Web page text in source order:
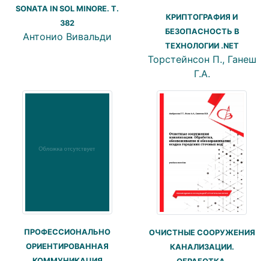
SONATA IN SOL MINORE. T.
382
Антонио Вивальди
КРИПТОГРАФИЯ И
БЕЗОПАСНОСТЬ В
ТЕХНОЛОГИИ .NET
Торстейнсон П., Ганеш
Г.А.
ПРОФЕССИОНАЛЬНО
ОРИЕНТИРОВАННАЯ
ОЧИСТНЫЕ СООРУЖЕНИЯ
КАНАЛИЗАЦИИ.